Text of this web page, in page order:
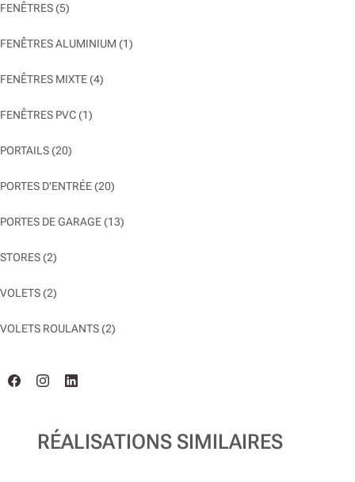
FENÊTRES(5)
FENÊTRES ALUMINIUM (1)
FENÊTRES MIXTE(4)
FENÊTRES PVC(1)
PORTAILS(20)
PORTES D'ENTRÉE(20)
PORTES DE GARAGE(13)
STORES(2)
VOLETS(2)
VOLETS ROULANTS(2)
RÉALISATIONS SIMILAIRES